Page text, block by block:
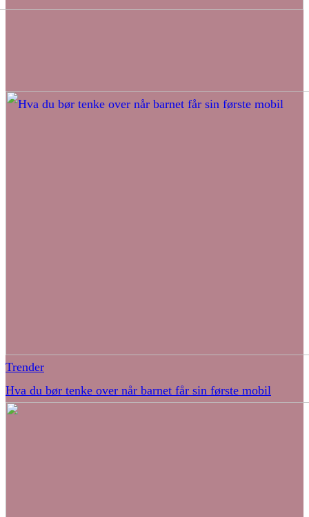
Trender
Hva du bør tenke over når barnet får sin første mobil